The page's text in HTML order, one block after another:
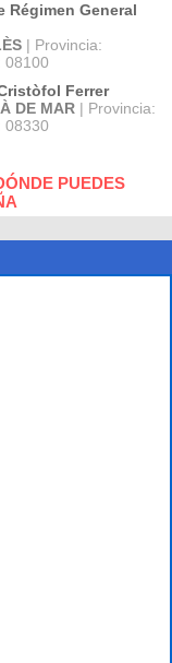
Régimen General
| Provincia:
08100
Ferrer
DE MAR | Provincia:
08330
PUEDES